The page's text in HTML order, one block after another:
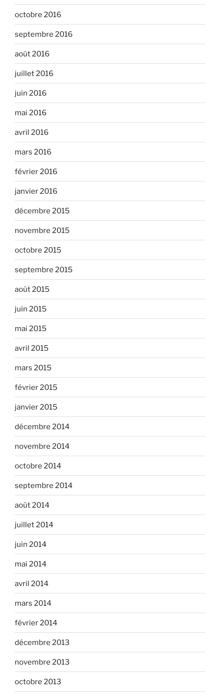
octobre 2016
septembre 2016
août 2016
juillet 2016
juin 2016
mai 2016
avril 2016
mars 2016
février 2016
janvier 2016
décembre 2015
novembre 2015
octobre 2015
septembre 2015
août 2015
juin 2015
mai 2015
avril 2015
mars 2015
février 2015
janvier 2015
décembre 2014
novembre 2014
octobre 2014
septembre 2014
août 2014
juillet 2014
juin 2014
mai 2014
avril 2014
mars 2014
février 2014
décembre 2013
novembre 2013
octobre 2013